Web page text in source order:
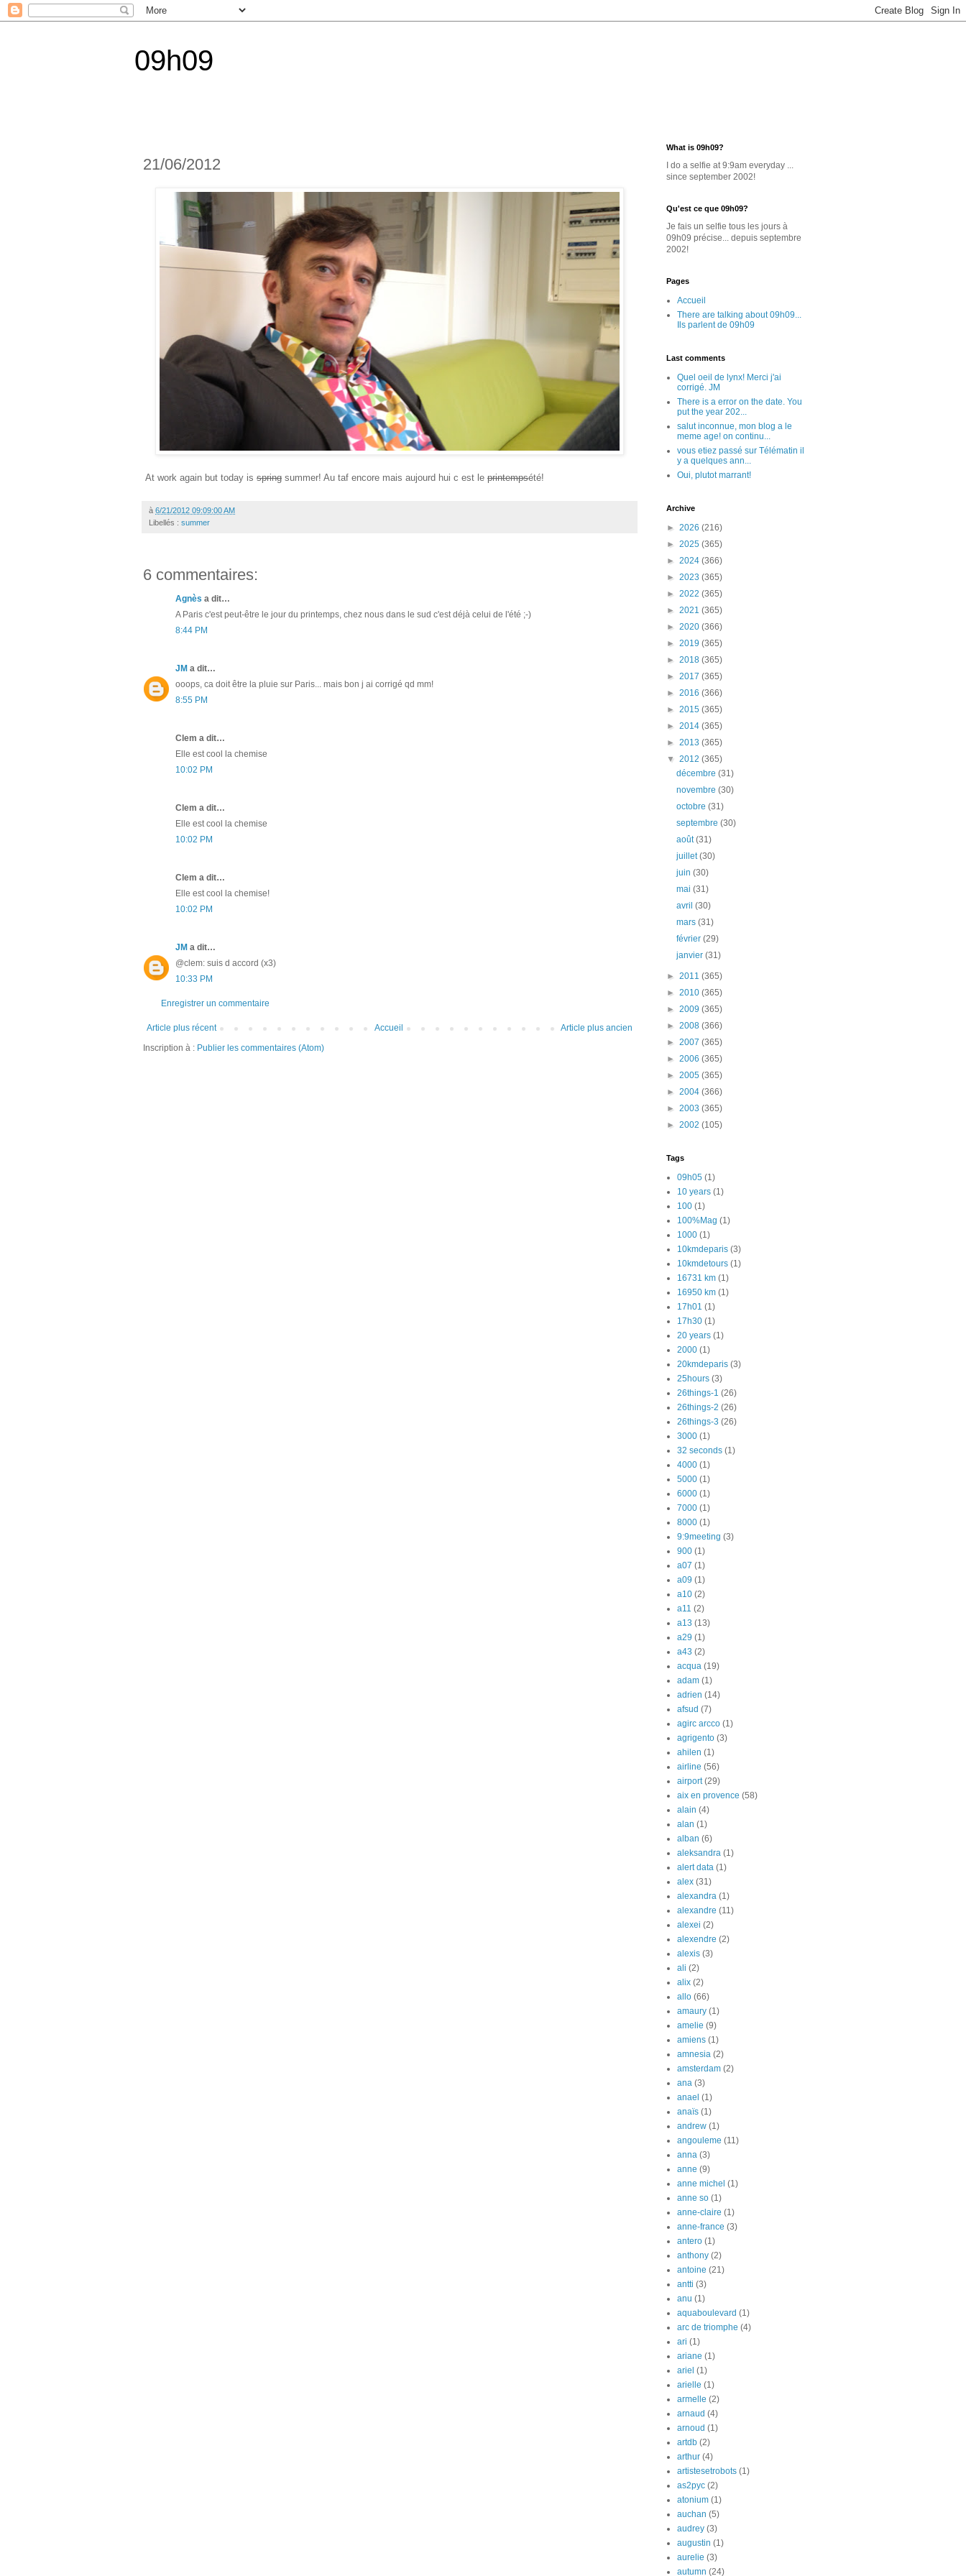
09h09
21/06/2012
At work again but today is spring summer! Au taf encore mais aujourd hui c est le printempsété!
à 6/21/2012 09:09:00 AM
Libellés : summer
6 commentaires:
Agnès a dit…
A Paris c'est peut-être le jour du printemps, chez nous dans le sud c'est déjà celui de l'été ;-)
8:44 PM
JM a dit…
ooops, ca doit être la pluie sur Paris... mais bon j ai corrigé qd mm!
8:55 PM
Clem a dit…
Elle est cool la chemise
10:02 PM
Clem a dit…
Elle est cool la chemise
10:02 PM
Clem a dit…
Elle est cool la chemise!
10:02 PM
JM a dit…
@clem: suis d accord (x3)
10:33 PM
Enregistrer un commentaire
Article plus récent Article plus ancien
Accueil
Inscription à : Publier les commentaires (Atom)
What is 09h09?
I do a selfie at 9:9am everyday ...
since september 2002!
Qu'est ce que 09h09?
Je fais un selfie tous les jours à
09h09 précise... depuis septembre
2002!
Pages
Accueil
There are talking about 09h09...
Ils parlent de 09h09
Last comments
Quel oeil de lynx! Merci j'ai
corrigé. JM
There is a error on the date. You
put the year 202...
salut inconnue, mon blog a le
meme age! on continu...
vous etiez passé sur Télématin il
y a quelques ann...
Oui, plutot marrant!
Archive
► 2026 (216)
► 2025 (365)
► 2024 (366)
► 2023 (365)
► 2022 (365)
► 2021 (365)
► 2020 (366)
► 2019 (365)
► 2018 (365)
► 2017 (365)
► 2016 (366)
► 2015 (365)
► 2014 (365)
► 2013 (365)
▼ 2012 (365)
décembre(31)
novembre(30)
octobre(31)
septembre(30)
août(31)
juillet(30)
juin(30)
mai(31)
avril(30)
mars(31)
février(29)
janvier(31)
► 2011 (365)
► 2010 (365)
► 2009 (365)
► 2008 (366)
► 2007 (365)
► 2006 (365)
► 2005 (365)
► 2004 (366)
► 2003 (365)
► 2002 (105)
Tags
09h05 (1)
10 years (1)
100 (1)
100%Mag (1)
1000 (1)
10kmdeparis (3)
10kmdetours (1)
16731 km (1)
16950 km (1)
17h01 (1)
17h30 (1)
20 years (1)
2000 (1)
20kmdeparis (3)
25hours (3)
26things-1 (26)
26things-2 (26)
26things-3 (26)
3000 (1)
32 seconds (1)
4000 (1)
5000 (1)
6000 (1)
7000 (1)
8000 (1)
9:9meeting (3)
900 (1)
a07 (1)
a09 (1)
a10 (2)
a11 (2)
a13 (13)
a29 (1)
a43 (2)
acqua (19)
adam (1)
adrien (14)
afsud (7)
agirc arcco (1)
agrigento (3)
ahilen (1)
airline (56)
airport (29)
aix en provence (58)
alain (4)
alan (1)
alban (6)
aleksandra (1)
alert data (1)
alex (31)
alexandra (1)
alexandre (11)
alexei (2)
alexendre (2)
alexis (3)
ali (2)
alix (2)
allo (66)
amaury (1)
amelie (9)
amiens (1)
amnesia (2)
amsterdam (2)
ana (3)
anael (1)
anaïs (1)
andrew (1)
angouleme (11)
anna (3)
anne (9)
anne michel (1)
anne so (1)
anne-claire (1)
anne-france (3)
antero (1)
anthony (2)
antoine (21)
antti (3)
anu (1)
aquaboulevard (1)
arc de triomphe (4)
ari (1)
ariane (1)
ariel (1)
arielle (1)
armelle (2)
arnaud (4)
arnoud (1)
artdb (2)
arthur (4)
artistesetrobots (1)
as2pyc (2)
atonium (1)
auchan (5)
audrey (3)
augustin (1)
aurelie (3)
autumn (24)